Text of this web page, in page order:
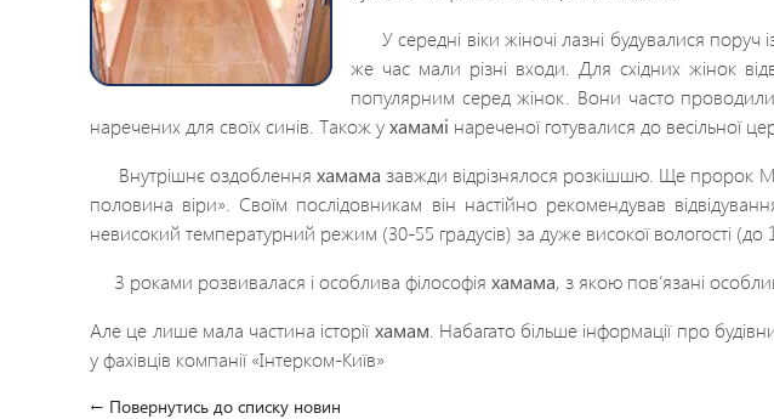
У середні віки жіночі лазні будувалися поруч
же час мали різні входи. Для східних жінок
популярним серед жінок. Вони часто
наречених для своїх синів. Також ухамамі нареченої готувалися до весільної
Внутрішнє оздобленняхамама завжди відрізнялося розкішшю. Ще пророк
половина віри». Своїм послідовникам він настійно рекомендував
невисокий температурний режим (30-55 градусів) за дуже високої вологості
З роками розвивалася і особлива філософіяхамама, з якою пов’язані
Але це лише мала частина історіїхамам . Набагато більше інформації про
у фахівців компанії «Інтерком-Київ»
← Повернутись до списку новин